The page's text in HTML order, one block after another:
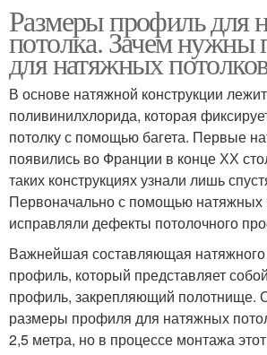
Размеры профиль для
потолка. Зачем нужны
для натяжных
В основе натяжной конструкции
поливинилхлорида, которая
потолку с помощью багета. Первые
появились во Франции в конце ХХ
таких конструкциях узнали лишь
Первоначально с помощью натяжных
исправляли дефекты потолочного
Важнейшая составляющая натяжного
профиль, который представляет
профиль, закрепляющий полотнище.
размеры профиля для натяжных
2,5 метра, но в процессе монтажа